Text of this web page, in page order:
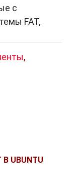
с
FAT,
,
UBUNTU